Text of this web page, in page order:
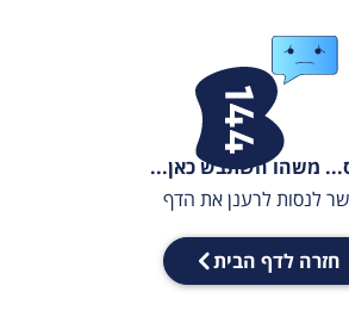
משהו השתבש כאן...
לנסות לרענן את הדף
חזרה לדף הבית